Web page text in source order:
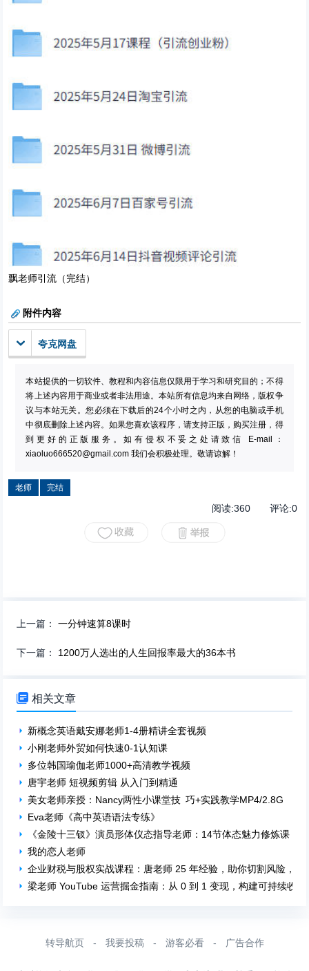
飘老师引流（完结）
附件内容
夸克网盘
本站提供的一切软件、教程和内容信息仅限用于学习和研究目的；不得
将上述内容用于商业或者非法用途。本站所有信息均来自网络，版权争
议与本站无关。您必须在下载后的24个小时之内，从您的电脑或手机
中彻底删除上述内容。如果您喜欢该程序，请支持正版，购买注册，得
到更好的正版服务。如有侵权不妥之处请致信 E-mail：
xiaoluo666520@gmail.com 我们会积极处理。敬请谅解！
老师 完结
阅读:360评论:0
上一篇：一分钟速算8课时
下一篇： 1200万人选出的人生回报率最大的36本书
 相关文章
新概念英语戴安娜老师1-4册精讲全套视频
小刚老师外贸如何快速0-1认知课
多位韩国瑜伽老师1000+高清教学视频
唐宇老师 短视频剪辑 从入门到精通
美女老师亲授：Nancy两性小课堂技 巧+实践教学MP4/2.8G
Eva老师《高中英语语法专练》
《金陵十三钗》演员形体仪态指导老师：14节体态魅力修炼课，
我的恋人老师
企业财税与股权实战课程：唐老师 25 年经验，助你切割风险，优
梁老师 YouTube 运营掘金指南：从 0 到 1 变现，构建可持续收入
转导航页 - 我要投稿 - 游客必看 - 广告合作